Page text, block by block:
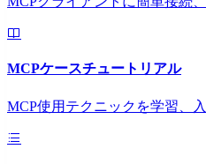
MCPケースチュートリアル
MCP使用テクニックを学習、